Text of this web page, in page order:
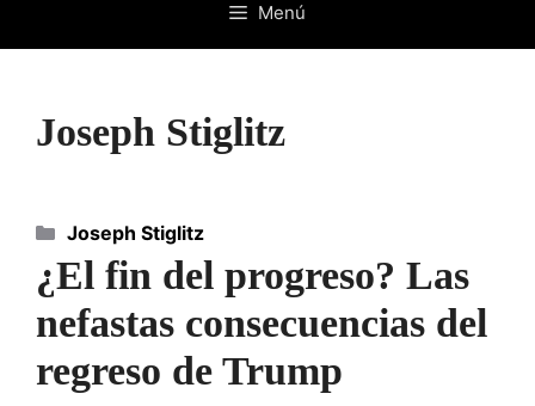
Menú
Joseph Stiglitz
¿El fin del progreso? Las
nefastas consecuencias del
regreso de Trump
Categorías
Joseph Stiglitz